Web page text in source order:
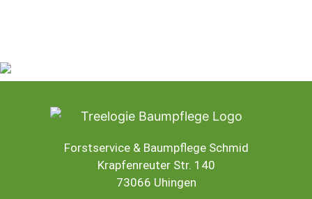
Forstservice & Baumpflege Schmid
Krapfenreuter Str. 140
73066 Uhingen